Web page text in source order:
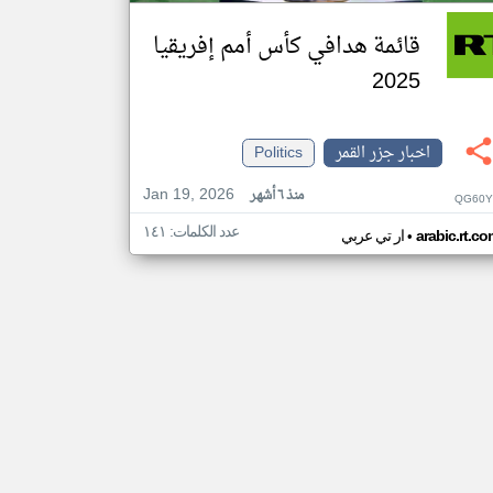
قائمة هدافي كأس أمم إفريقيا
2025
اخبار جزر القمر
Politics
Jan 19, 2026
منذ ٦ أشهر
ار تي عربي• عدد الكلمات: ١٤١